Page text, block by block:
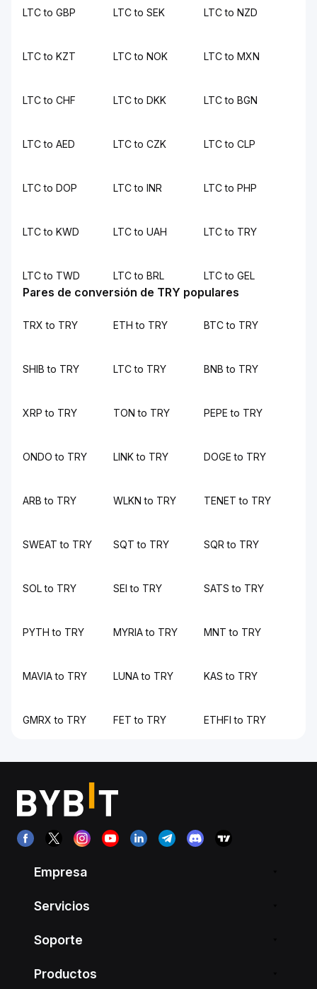
LTC to GBP LTC to SEK LTC to NZD
LTC to KZT LTC to NOK LTC to MXN
LTC to CHF LTC to DKK LTC to BGN
LTC to AED LTC to CZK LTC to CLP
LTC to DOP LTC to INR LTC to PHP
LTC to KWD LTC to UAH LTC to TRY
LTC to TWD LTC to BRL LTC to GEL
Pares de conversión de TRY populares
TRX to TRY ETH to TRY BTC to TRY
SHIB to TRY LTC to TRY BNB to TRY
XRP to TRY TON to TRY PEPE to TRY
ONDO to TRY LINK to TRY DOGE to TRY
ARB to TRY WLKN to TRY TENET to TRY
SWEAT to TRY SQT to TRY SQR to TRY
SOL to TRY SEI to TRY SATS to TRY
PYTH to TRY MYRIA to TRY MNT to TRY
MAVIA to TRY LUNA to TRY KAS to TRY
GMRX to TRY FET to TRY ETHFI to TRY
Empresa
Servicios
Soporte
Productos